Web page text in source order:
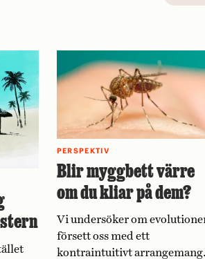
PERSPEKTIV
Blir myggbett värre
om du kliar på dem?
Vi undersöker om
försett oss med ett
kontraintuitivt arrangemang.